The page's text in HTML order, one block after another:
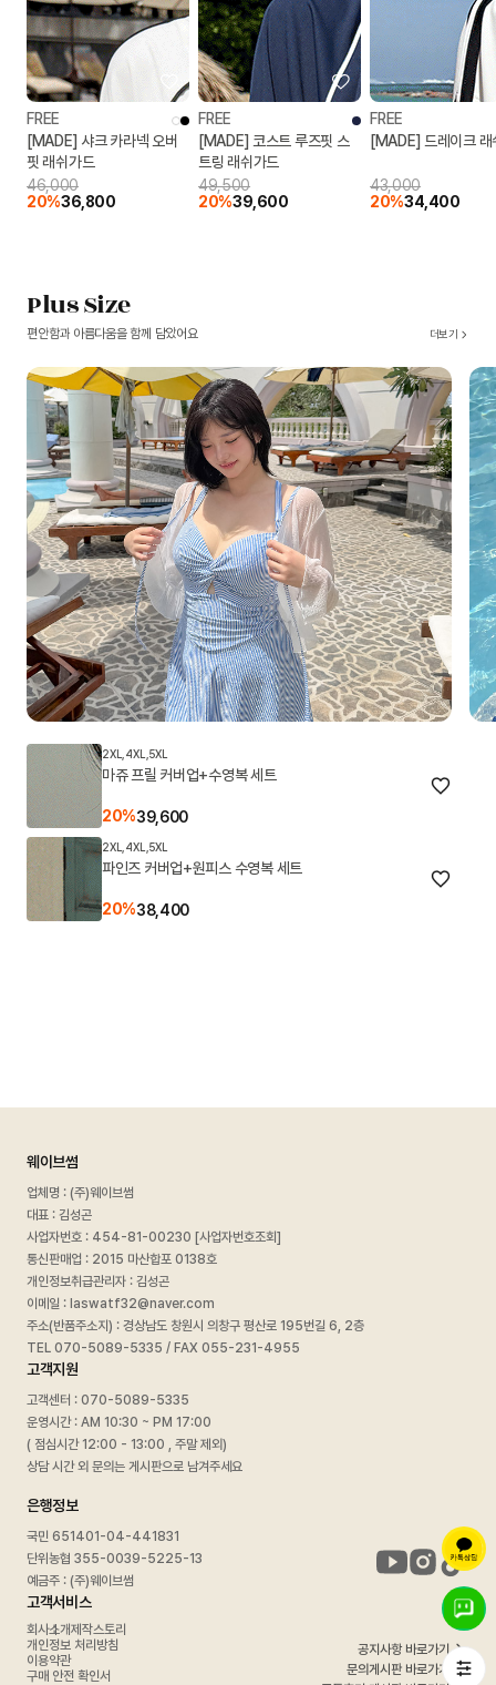
FREE
[MADE] 샤크 카라넥 오버
핏 래쉬가드
46,000
20%36,800
FREE
[MADE] 코스트 루즈핏 스
트링 래쉬가드
49,500
20%39,600
FREE
[MADE] 드레이크 래
43,000
20%34,400
Plus Size
편안함과 아름다움을 함께 담았어요 더보기
2XL,4XL,5XL
마쥬 프릴 커버업+수영복 세트
20%39,600
2XL,4XL,5XL
파인즈 커버업+원피스 수영복 세트
20%38,400
웨이브썸
업체명 : (주)웨이브썸
대표 : 김성곤
사업자번호 : 454-81-00230 [사업자번호조회]
통신판매업 : 2015 마산합포 0138호
개인정보취급관리자 : 김성곤
이메일 : laswatf32@naver.com
주소(반품주소지) : 경상남도 창원시 의창구 평산로 195번길 6, 2층
TEL 070-5089-5335 / FAX 055-231-4955
고객지원
고객센터 : 070-5089-5335
운영시간 : AM 10:30 ~ PM 17:00
( 점심시간 12:00 - 13:00 , 주말 제외)
상담 시간 외 문의는 게시판으로 남겨주세요
은행정보
국민 651401-04-441831
단위농협 355-0039-5225-13
예금주 : (주)웨이브썸
고객서비스
회사소개제작스토리
개인정보 처리방침
이용약관
구매 안전 확인서
공지사항 바로가기
문의게시판 바로가기